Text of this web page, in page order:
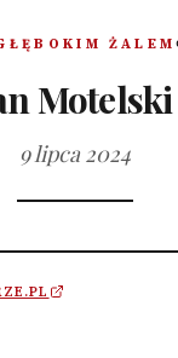
ŻALEM
Motelski
9 lipca 2024